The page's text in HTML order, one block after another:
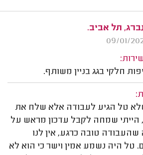
תל אביב.
חלקי בגג בניין משותף.
טל הגיע לעבודה אלא שלח את
הייתי שמחה לקבל עדכון מראש על
שהעבודה טובה כרגע, אין לנו
טל היה נשמע אמין וישר כי הוא לא